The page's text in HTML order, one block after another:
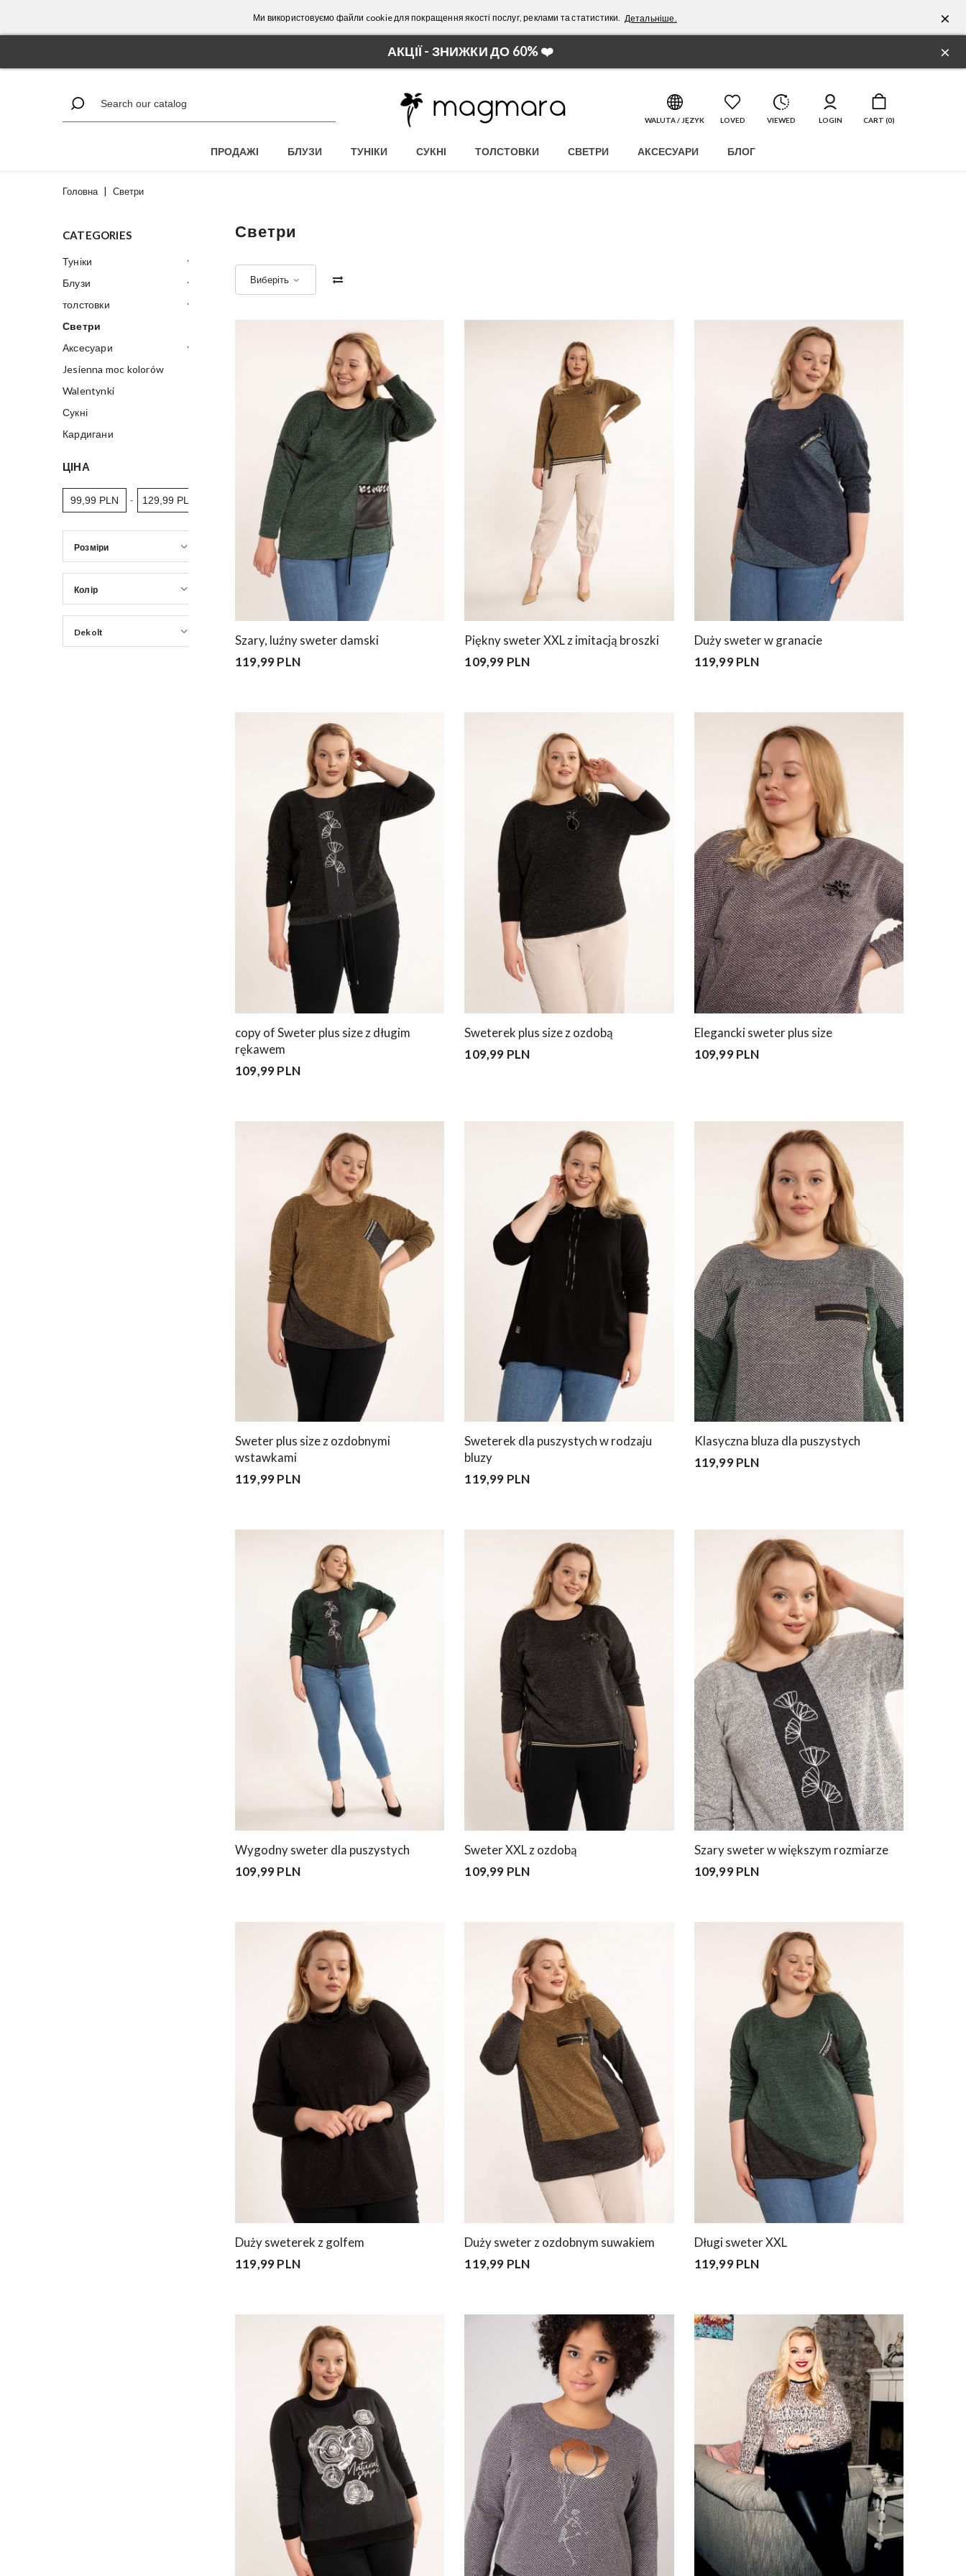
Ми використовуємо файли cookie для покращення якості послуг, реклами та статистики. Детальніше. ×
АКЦІЇ - ЗНИЖКИ ДО 60% ❤️ ×
WALUTA / JĘZYK LOVED VIEWED LOGIN CART (0)
ПРОДАЖІ БЛУЗИ ТУНІКИ СУКНІ ТОЛСТОВКИ СВЕТРИ АКСЕСУАРИ БЛОГ
Головна Светри
CATEGORIES
Туніки
Блузи
толстовки
Светри
Аксесуари
Jesienna moc kolorów
Walentynki
Сукні
Кардигани
ЦІНА
-
Розміри
Колір
Dekolt
Светри
Виберіть
Szary, luźny sweter damski
119,99 PLN
Piękny sweter XXL z imitacją broszki
109,99 PLN
Duży sweter w granacie
119,99 PLN
copy of Sweter plus size z długim
rękawem
109,99 PLN
Sweterek plus size z ozdobą
109,99 PLN
Elegancki sweter plus size
109,99 PLN
Sweter plus size z ozdobnymi
wstawkami
119,99 PLN
Sweterek dla puszystych w rodzaju
bluzy
119,99 PLN
Klasyczna bluza dla puszystych
119,99 PLN
Wygodny sweter dla puszystych
109,99 PLN
Sweter XXL z ozdobą
109,99 PLN
Szary sweter w większym rozmiarze
109,99 PLN
Duży sweterek z golfem
119,99 PLN
Duży sweter z ozdobnym suwakiem
119,99 PLN
Długi sweter XXL
119,99 PLN